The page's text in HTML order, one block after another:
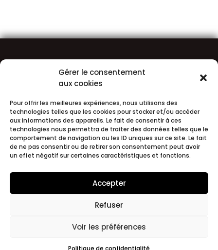
Gérer le consentement
aux cookies
Pour offrir les meilleures expériences, nous utilisons des
technologies telles que les cookies pour stocker et/ou accéder
aux informations des appareils. Le fait de consentir à ces
technologies nous permettra de traiter des données telles que le
comportement de navigation ou les ID uniques sur ce site. Le fait
de ne pas consentir ou de retirer son consentement peut avoir
un effet négatif sur certaines caractéristiques et fonctions.
Accepter
Refuser
Voir les préférences
Politique de confidentialité
1 Av. Raymond Bergougnan
63000 CLERMONT-FERRAND
+33 (0)4 73 19 21 35
contact@pons.archi
Mentions légales